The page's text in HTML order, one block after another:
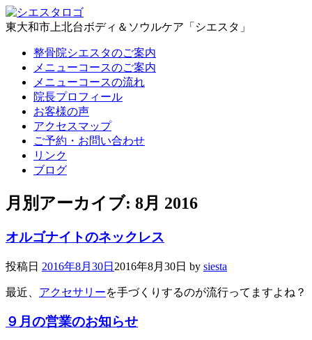
東大和市上北台ボディ＆ソウルケア「シエスタ」
整骨院シエスタのご案内
メニューコースのご案内
メニューコースの流れ
院長プロフィール
お客様の声
アクセスマップ
ご予約・お問い合わせ
リンク
ブログ
月別アーカイブ: 8月 2016
オルゴナイトのネックレス
投稿日 2016年8月30日 2016年8月30日 by siesta
最近、 アクセサリーを手づくりするのが流行ってますよね？
９月の営業のお知らせ